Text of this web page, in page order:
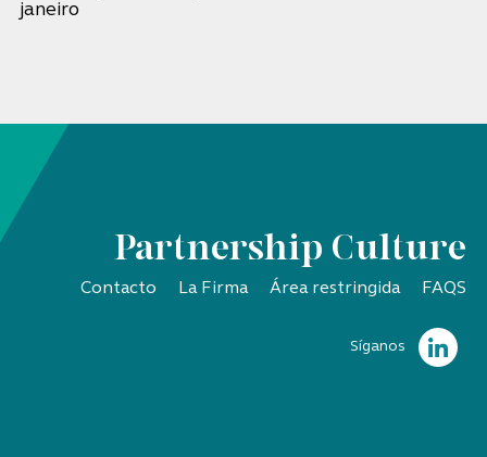
janeiro
Partnership Culture
Contacto La Firma Área restringida FAQS
Síganos